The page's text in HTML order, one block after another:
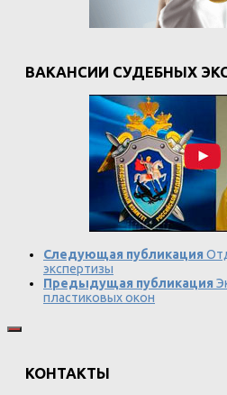
ВАКАНСИИ СУДЕБНЫХ
Следующая публикация
экспертизы
Предыдущая публикация
пластиковых окон
КОНТАКТЫ